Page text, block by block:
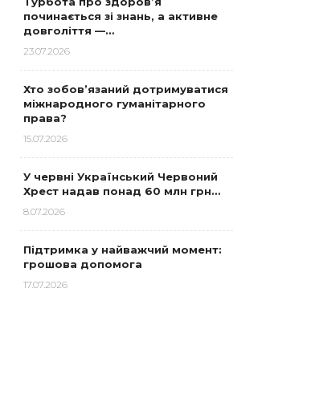
починається зі знань, а активне
довголіття —…
23.07.2026
Хто зобов’язаний дотримуватися
міжнародного гуманітарного
права?
15.07.2026
У червні Український Червоний
Хрест надав понад 60 млн грн…
8.07.2026
Підтримка у найважчий момент:
грошова допомога
17.07.2026